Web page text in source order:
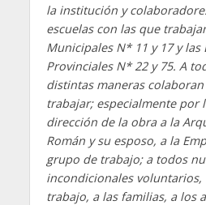
la institución y
escuelas con las que
Municipales N* 11 y 17 y las
Provinciales N* 22 y 75. A
distintas maneras
trabajar; especialmente por
dirección de la obra a la
Román y su esposo, a la
grupo de trabajo; a todos
incondicionales voluntarios,
trabajo, a las familias, a los